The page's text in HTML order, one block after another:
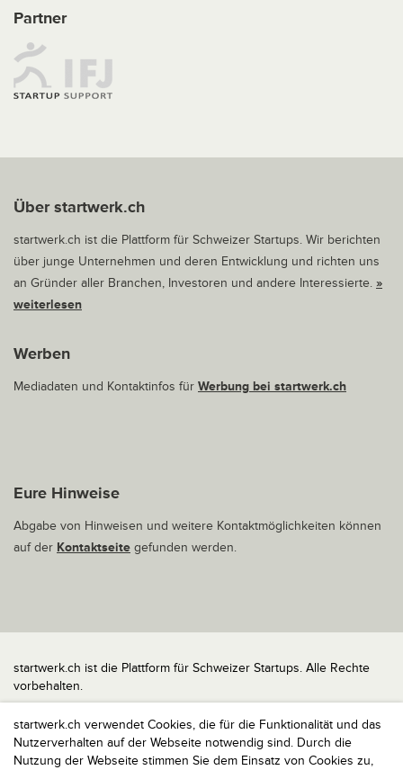
startwerk.ch verwendet Cookies, die für die Funktionalität und das
Nutzerverhalten auf der Webseite notwendig sind. Durch die
Nutzung der Webseite stimmen Sie dem Einsatz von Cookies zu,
Partner
Über startwerk.ch
startwerk.ch ist die Plattform für Schweizer Startups. Wir berichten
über junge Unternehmen und deren Entwicklung und richten uns
an Gründer aller Branchen, Investoren und andere Interessierte. »
weiterlesen
Werben
Mediadaten und Kontaktinfos für Werbung bei startwerk.ch
Eure Hinweise
Abgabe von Hinweisen und weitere Kontaktmöglichkeiten können
auf der Kontaktseite gefunden werden.
startwerk.ch ist die Plattform für Schweizer Startups. Alle Rechte
vorbehalten.
Impressum
Kontakt
nach oben